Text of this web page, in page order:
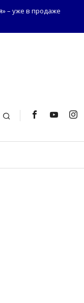
– уже в продаже
Поиск